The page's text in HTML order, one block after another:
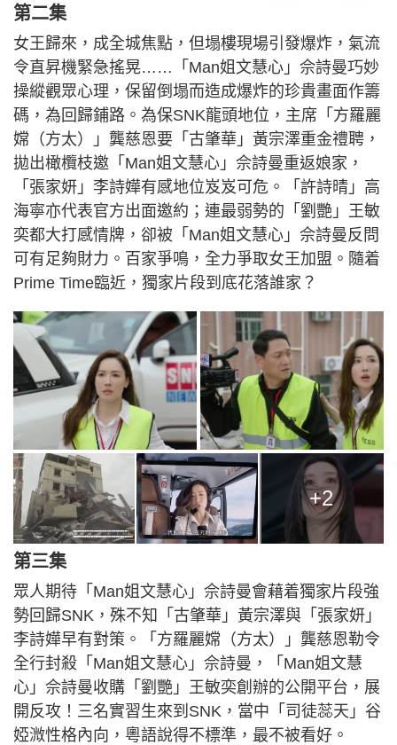
第二集
女王歸來，成全城焦點，但塌樓現場引發爆炸，氣流
令直昇機緊急搖晃……「Man姐文慧心」佘詩曼巧妙
操縱觀眾心理，保留倒塌而造成爆炸的珍貴畫面作籌
碼，為回歸鋪路。為保SNK龍頭地位，主席「方羅麗
嫦（方太）」龔慈恩要「古肇華」黃宗澤重金禮聘，
拋出橄欖枝邀「Man姐文慧心」佘詩曼重返娘家，
「張家妍」李詩嬅有感地位岌岌可危。「許詩晴」高
海寧亦代表官方出面邀約；連最弱勢的「劉艷」王敏
奕都大打感情牌，卻被「Man姐文慧心」佘詩曼反問
可有足夠財力。百家爭鳴，全力爭取女王加盟。隨着
Prime Time臨近，獨家片段到底花落誰家？
+2
第三集
眾人期待「Man姐文慧心」佘詩曼會藉着獨家片段強
勢回歸SNK，殊不知「古肇華」黃宗澤與「張家妍」
李詩嬅早有對策。「方羅麗嫦（方太）」龔慈恩勒令
全行封殺「Man姐文慧心」佘詩曼，「Man姐文慧
心」佘詩曼收購「劉艷」王敏奕創辦的公開平台，展
開反攻！三名實習生來到SNK，當中「司徒蕊天」谷
婭溦性格內向，粵語說得不標準，最不被看好。